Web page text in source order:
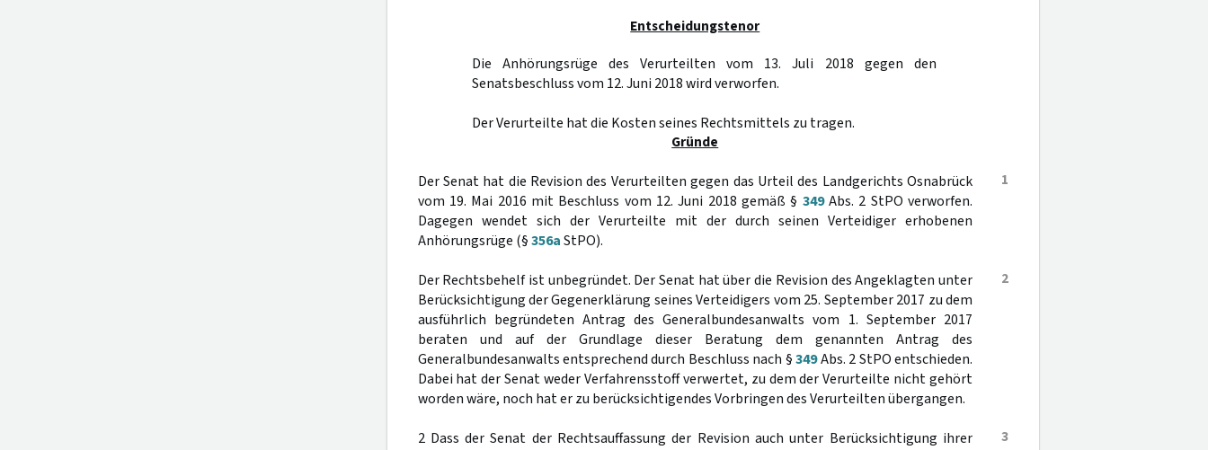
Entscheidungstenor
Die Anhörungsrüge des Verurteilten vom 13. Juli 2018 gegen den
Senatsbeschluss vom 12. Juni 2018 wird verworfen.
Der Verurteilte hat die Kosten seines Rechtsmittels zu tragen.
Gründe
1
Der Senat hat die Revision des Verurteilten gegen das Urteil des Landgerichts Osnabrück
vom 19. Mai 2016 mit Beschluss vom 12. Juni 2018 gemäß § 349Abs. 2 StPO verworfen.
Dagegen wendet sich der Verurteilte mit der durch seinen Verteidiger erhobenen
Anhörungsrüge (§356aStPO).
2
Der Rechtsbehelf ist unbegründet. Der Senat hat über die Revision des Angeklagten unter
Berücksichtigung der Gegenerklärung seines Verteidigers vom 25. September 2017 zu dem
ausführlich begründeten Antrag des Generalbundesanwalts vom 1. September 2017
beraten und auf der Grundlage dieser Beratung dem genannten Antrag des
Generalbundesanwalts entsprechend durch Beschluss nach §349Abs. 2 StPO entschieden.
Dabei hat der Senat weder Verfahrensstoff verwertet, zu dem der Verurteilte nicht gehört
worden wäre, noch hat er zu berücksichtigendes Vorbringen des Verurteilten übergangen.
3
2 Dass der Senat der Rechtsauffassung der Revision auch unter Berücksichtigung ihrer